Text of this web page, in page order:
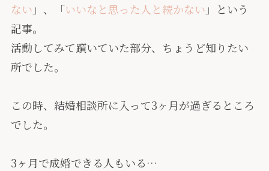
ない 」、「いいなと思った人と続かない 」という
記事。
活動してみて躓いていた部分、ちょうど知りたい
所でした。
この時、結婚相談所に入って3ヶ月が過ぎるところ
でした。
3ヶ月で成婚できる人もいる…